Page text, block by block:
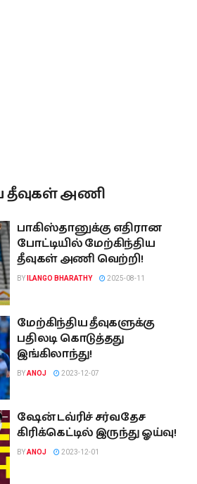
தீவுகள் அணி
பாகிஸ்தானுக்கு எதிரான
போட்டியில் மேற்கிந்திய
தீவுகள் அணி வெற்றி!
BY ILANGO BHARATHY 2025-08-11
மேற்கிந்திய தீவுகளுக்கு
பதிலடி கொடுத்தது
இங்கிலாந்து!
BYANOJ 2023-12-07
ஷேன் டவ்ரிச் சர்வதேச
கிரிக்கெட்டில் இருந்து ஓய்வு!
BYANOJ 2023-12-01